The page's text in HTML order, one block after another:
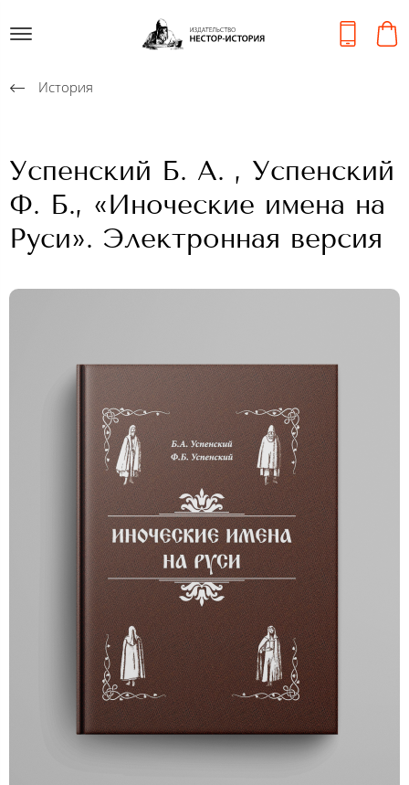
История
Успенский Б. А. , Успенский
Ф. Б., «Иноческие имена на
Руси». Электронная версия